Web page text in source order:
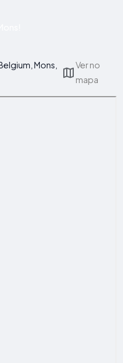
Mons,
Ver no
mapa